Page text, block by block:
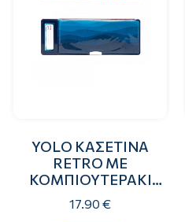
YOLO ΚΑΣΕΤΙΝΑ
RETRO ΜΕ
ΚΟΜΠΙΟΥΤΕΡΑΚΙ
SHARK
17.90 €